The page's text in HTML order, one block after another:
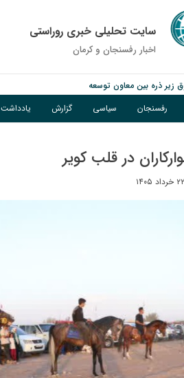
سایت تحلیلی خبری روراستی
اخبار رفسنجان و كرمان
زیر ذره بین معاون توسعه
حامل چوب جنگلی تاغ در رفسنجان
رفسنجان سیاسی گزارش یادداشت
در قلب کویر
۲۲ خرداد ۱۴۰۵